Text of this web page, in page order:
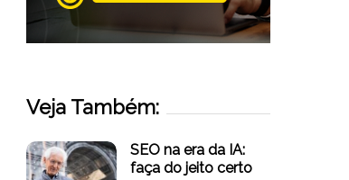
Veja Também:
SEO na era da IA:
faça do jeito certo